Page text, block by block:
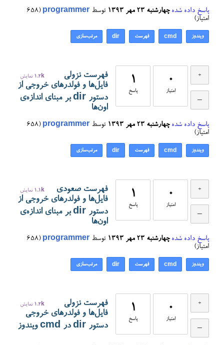
پاسخ داده شده چهارشنبه ۲۳ مهر ۱۳۹۳ توسط programmer
(
658
امتیاز)
ویندوز cmd فهرست dir مرتب‌سازی
0
امتیاز
1
پاسخ
1.2k نمایش
فهرست نزولی
فایل‌ها و فولدرهای خروجی از
دستور dir بر مبنای اندازه‌ی
اون‌ها
پاسخ داده شده چهارشنبه ۲۳ مهر ۱۳۹۳ توسط programmer
(
658
امتیاز)
ویندوز cmd فهرست dir مرتب‌سازی
0
امتیاز
1
پاسخ
1.1k نمایش
فهرست صعودی
فایل‌ها و فولدرهای خروجی از
دستور dir بر مبنای اندازه‌ی
اون‌ها
پاسخ داده شده چهارشنبه ۲۳ مهر ۱۳۹۳ توسط programmer
(
658
امتیاز)
ویندوز cmd فهرست dir مرتب‌سازی
0
امتیاز
1
پاسخ
1.2k نمایش
فهرست نزولی
فایل‌ها و فولدرهای خروجی
دستور dir در cmd ویندوز